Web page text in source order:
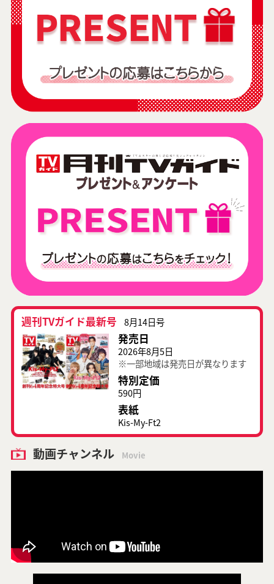
週刊TVガイド最新号 8月14日号
発売日
2026年8月5日
※一部地域は発売日が異なります
特別定価
590円
表紙
Kis-My-Ft2
動画チャンネル Movie